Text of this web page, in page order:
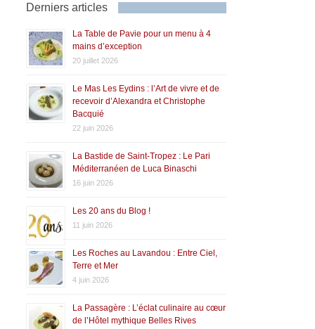
Derniers articles
La Table de Pavie pour un menu à 4
mains d’exception
20 juillet 2026
Le Mas Les Eydins : l’Art de vivre et de
recevoir d’Alexandra et Christophe
Bacquié
22 juin 2026
La Bastide de Saint-Tropez : Le Pari
Méditerranéen de Luca Binaschi
16 juin 2026
Les 20 ans du Blog !
11 juin 2026
Les Roches au Lavandou : Entre Ciel,
Terre et Mer
4 juin 2026
La Passagère : L’éclat culinaire au cœur
de l’Hôtel mythique Belles Rives